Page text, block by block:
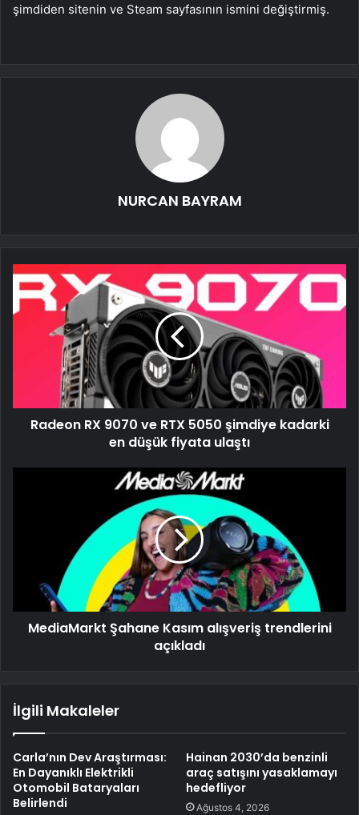
şimdiden sitenin ve Steam sayfasının ismini değiştirmiş.
NURCAN BAYRAM
Radeon RX 9070 ve RTX 5050 şimdiye kadarki
en düşük fiyata ulaştı
MediaMarkt Şahane Kasım alışveriş trendlerini
açıkladı
İlgili Makaleler
Carla’nın Dev Araştırması:
En Dayanıklı Elektrikli
Otomobil Bataryaları
Belirlendi
Hainan 2030’da benzinli
araç satışını yasaklamayı
hedefliyor
Ağustos 4, 2026